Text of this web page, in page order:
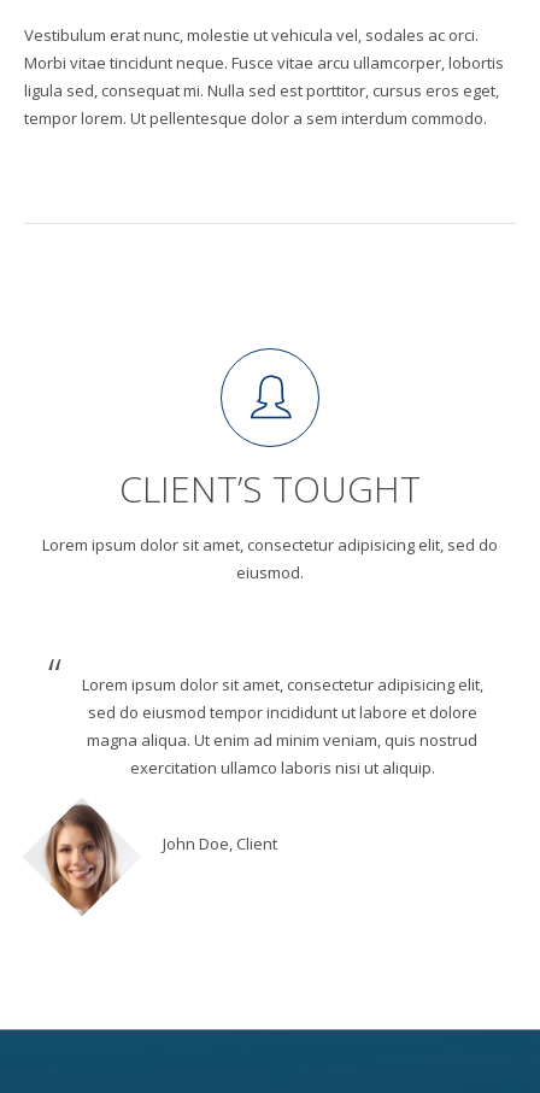
Vestibulum erat nunc, molestie ut vehicula vel, sodales ac orci.
Morbi vitae tincidunt neque. Fusce vitae arcu ullamcorper, lobortis
ligula sed, consequat mi. Nulla sed est porttitor, cursus eros eget,
tempor lorem. Ut pellentesque dolor a sem interdum commodo.
CLIENT’S TOUGHT
Lorem ipsum dolor sit amet, consectetur adipisicing elit, sed do
eiusmod.
Lorem ipsum dolor sit amet, consectetur adipisicing elit,
sed do eiusmod tempor incididunt ut labore et dolore
magna aliqua. Ut enim ad minim veniam, quis nostrud
exercitation ullamco laboris nisi ut aliquip.
John Doe, Client